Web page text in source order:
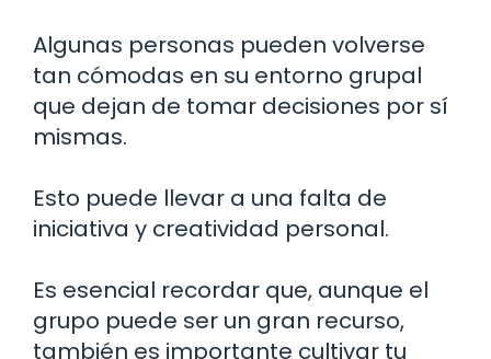
Algunas personas pueden volverse
tan cómodas en su entorno grupal
que dejan de tomar decisiones por sí
mismas.
Esto puede llevar a una falta de
iniciativa y creatividad personal.
Es esencial recordar que, aunque el
grupo puede ser un gran recurso,
también es importante cultivar tu